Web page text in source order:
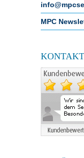
MPC
KONTAKT